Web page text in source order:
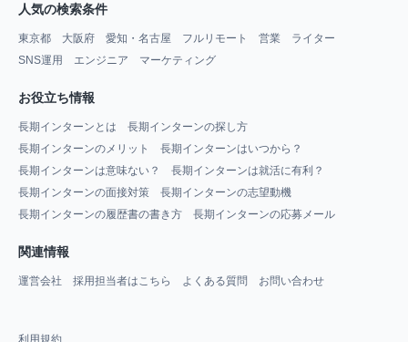
人気の検索条件
東京都 大阪府 愛知・名古屋 フルリモート 営業
ライター
SNS運用
エンジニア マーケティング
お役立ち情報
長期インターンとは
長期インターンの探し方
長期インターンのメリット
長期インターンはいつから？
長期インターンは意味ない？
長期インターンは就活に有利？
長期インターンの面接対策
長期インターンの志望動機
長期インターンの履歴書の書き方
長期インターンの応募メール
関連情報
運営会社 採用担当者はこちら よくある質問 お問い合わせ
利用規約